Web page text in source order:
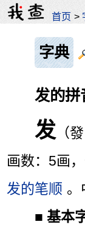
首页 >
字典
发的拼
发 （
画数：5画，
发的笔顺 。
■基本